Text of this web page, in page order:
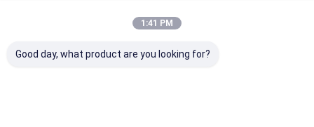
1:41 PM
Good day, what product are you looking for?